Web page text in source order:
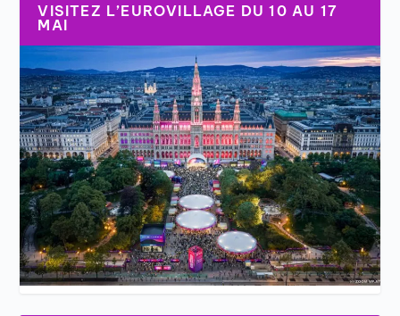
VISITEZ L’EUROVILLAGE DU 10 AU 17
MAI